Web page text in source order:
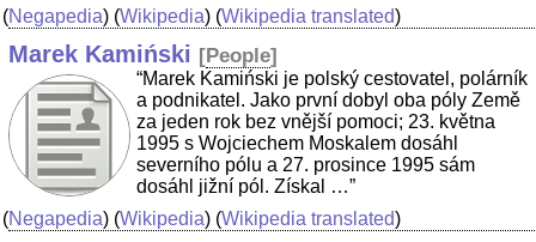
(Negapedia) (Wikipedia) (Wikipedia translated)
Marek Kamiński [People]
“Marek Kamiński je polský cestovatel, polárník
a podnikatel. Jako první dobyl oba póly Země
za jeden rok bez vnější pomoci; 23. května
1995 s Wojciechem Moskalem dosáhl
severního pólu a 27. prosince 1995 sám
dosáhl jižní pól. Získal …”
(Negapedia) (Wikipedia) (Wikipedia translated)